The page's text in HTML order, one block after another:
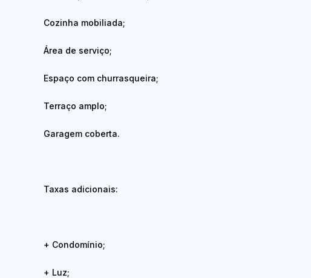
Cozinha mobiliada;
Área de serviço;
Espaço com churrasqueira;
Terraço amplo;
Garagem coberta.
Taxas adicionais:
+ Condomínio;
+ Luz;